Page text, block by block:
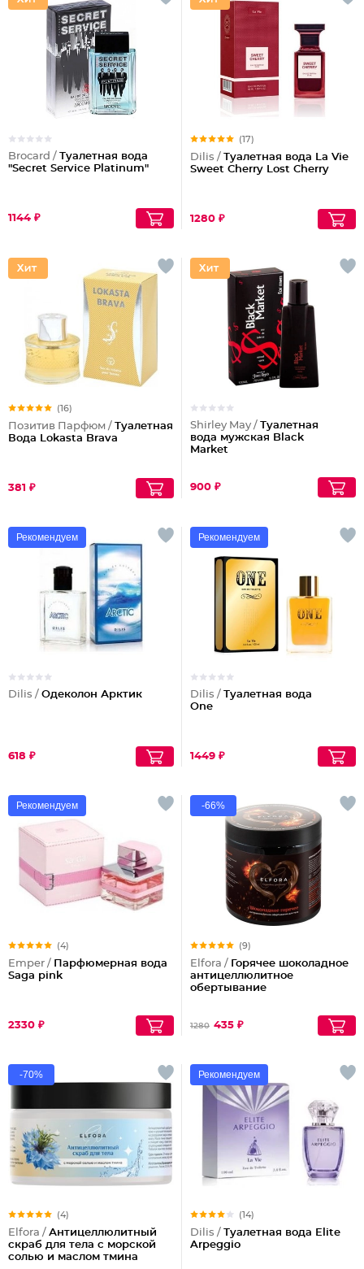
Brocard / Туалетная вода
"Secret Service Platinum"
1144 ₽
(17)
Dilis / Туалетная вода La Vie
Sweet Cherry Lost Cherry
1280 ₽
(16)
Позитив Парфюм / Туалетная
Вода Lokasta Brava
381 ₽
Shirley May / Туалетная
вода мужская Black
Market
900 ₽
Рекомендуем
Dilis / Одеколон Арктик
618 ₽
Рекомендуем
Dilis / Туалетная вода
One
1449 ₽
Рекомендуем
(4)
Emper / Парфюмерная вода
Saga pink
2330 ₽
-66%
(9)
Elfora / Горячее шоколадное
антицеллюлитное
обертывание
1280 435 ₽
-70%
(4)
Elfora / Антицеллюлитный
скраб для тела с морской
солью и маслом тмина
Рекомендуем
(14)
Dilis / Туалетная вода Elite
Arpeggio